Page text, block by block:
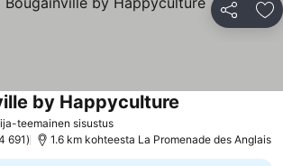
Jaa
teemainen sisustus
by Happyculture
691 1.6 km kohteesta La Promenade des Anglais